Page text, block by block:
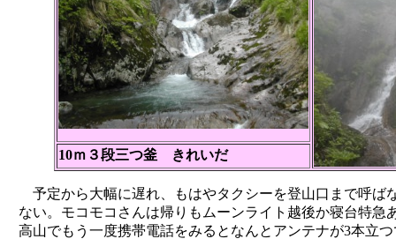
10ｍ３段三つ釜 きれいだ
予定から大幅に遅れ、もはやタクシーを登山口まで呼ば
ない。モコモコさんは帰りもムーンライト越後か寝台特
高山でもう一度携帯電話をみるとなんとアンテナが3本立